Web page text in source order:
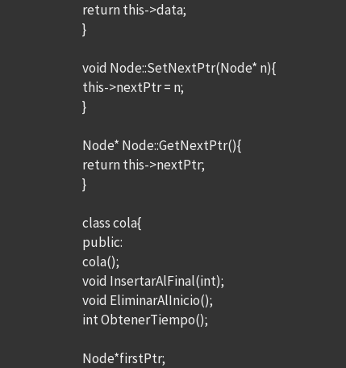
return this->data;
}
void Node::SetNextPtr(Node* n){
this->nextPtr = n;
}
Node* Node::GetNextPtr(){
return this->nextPtr;
}
class cola{
public:
cola();
void InsertarAlFinal(int);
void EliminarAlInicio();
int ObtenerTiempo();
Node*firstPtr;